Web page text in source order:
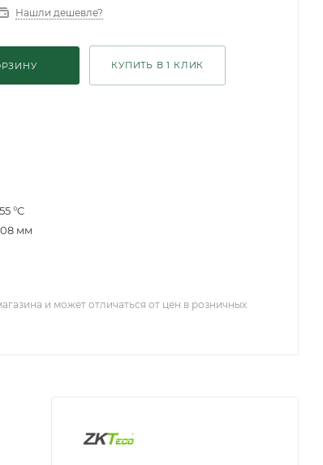
Нашли дешевле?
КУПИТЬ В 1 КЛИК
°C
мм
и может отличаться от цен в розничных